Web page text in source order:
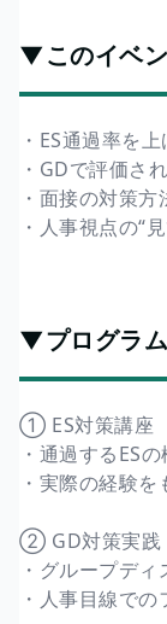
▼このイベ
・ES通過率を
・GDで評価さ
・面接の対策方
・人事視点の“
▼プログラ
① ES対策講座
・通過するES
・実際の経験
② GD対策実践
・グループデ
・人事目線で